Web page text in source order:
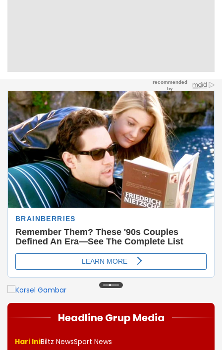
12345678
Headline Grup Media
Hari IniBiltz NewsSport News